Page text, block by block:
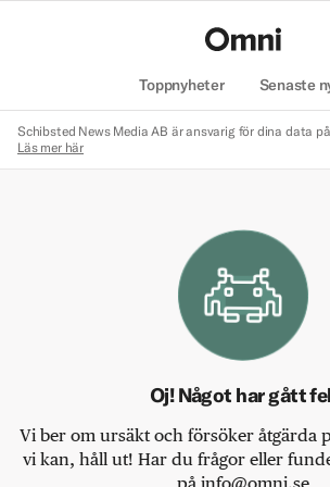
Toppnyheter Senaste
Schibsted News Media AB är ansvarig för dina data
Läs mer här
Oj! Något har gått
Vi ber om ursäkt och försöker åtgärda
vi kan, håll ut! Har du frågor eller